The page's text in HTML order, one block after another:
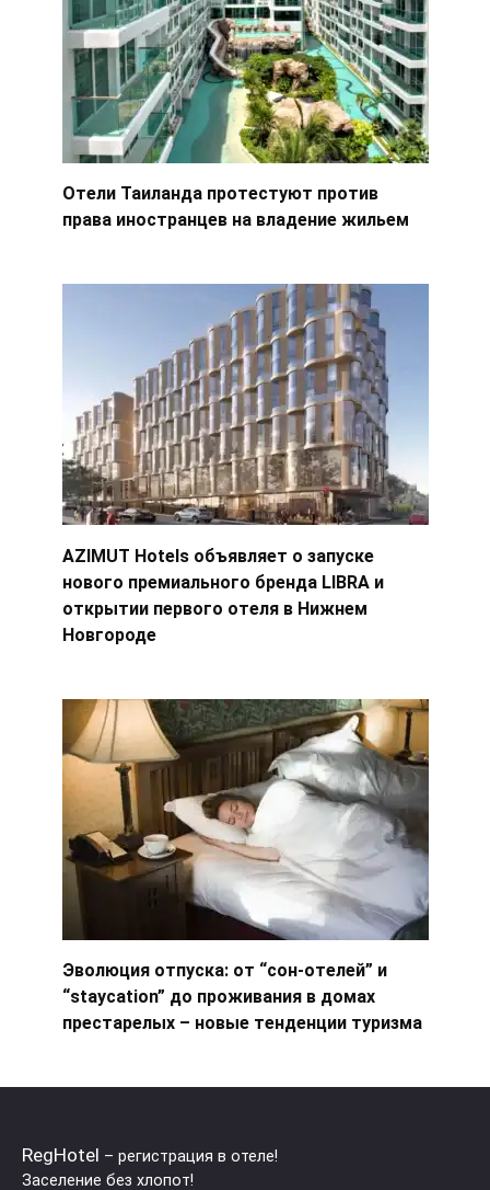
Отели Таиланда протестуют против
права иностранцев на владение жильем
AZIMUT Hotels объявляет о запуске
нового премиального бренда LIBRA и
открытии первого отеля в Нижнем
Новгороде
Эволюция отпуска: от “сон-отелей” и
“staycation” до проживания в домах
престарелых – новые тенденции туризма
RegHotel – регистрация в отеле!
Заселение без хлопот!